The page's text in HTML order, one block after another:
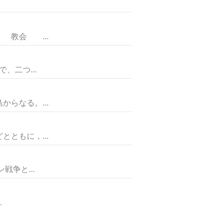
書 教会 ...
、二つ...
らなる。...
ともに，...
争と...